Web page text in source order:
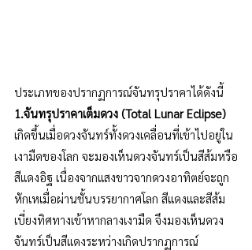
ประเภทของปรากฏการณ์จันทรุปราคาได้ดังนี้
1.จันทรุปราคาเต็มดวง (Total Lunar Eclipse)
เกิดขึ้นเมื่อดวงจันทร์ทั้งดวงเคลื่อนที่เข้าไปอยู่ใน
เงามืดของโลก จะมองเห็นดวงจันทร์เป็นสีส้มหรือ
สีแดงอิฐ เนื่องจากแสงขาวจากดวงอาทิตย์จะถูก
หักเหเมื่อผ่านชั้นบรรยากาศโลก สีแดงและสีส้ม
เบี่ยงทิศทางเข้าหากลางเงามืด จึงมองเห็นดวง
จันทร์เป็นสีแดงระหว่างเกิดปรากฏการณ์